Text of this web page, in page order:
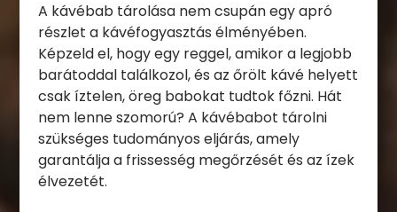
A kávébab tárolása nem csupán egy apró
részlet a kávéfogyasztás élményében.
Képzeld el, hogy egy reggel, amikor a legjobb
barátoddal találkozol, és az őrölt kávé helyett
csak íztelen, öreg babokat tudtok főzni. Hát
nem lenne szomorú? A kávébabot tárolni
szükséges tudományos eljárás, amely
garantálja a frissesség megőrzését és az ízek
élvezetét.